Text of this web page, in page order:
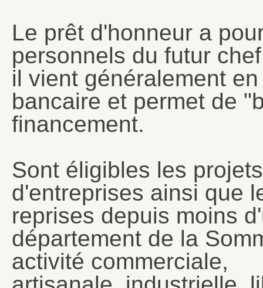
Le prêt d'honneur a
personnels du futur
il vient généralement
bancaire et permet de
financement.
Sont éligibles les
d'entreprises ainsi que
reprises depuis moins
département de la
activité commerciale,